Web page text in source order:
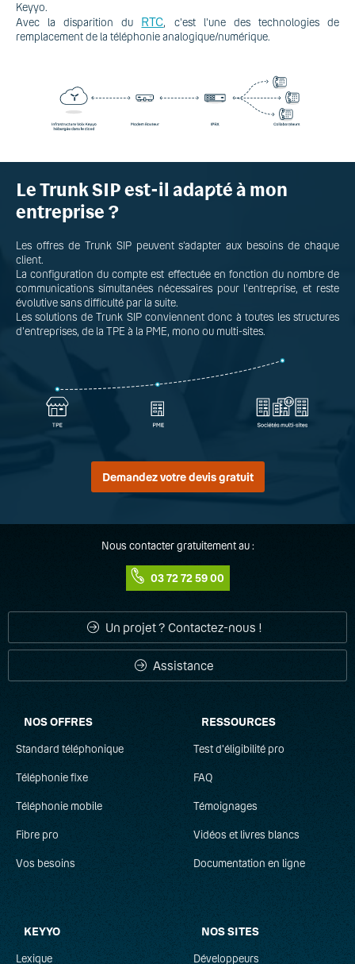
Keyyo.
Avec la disparition du RTC, c'est l'une des technologies de
remplacement de la téléphonie analogique/numérique.
Le Trunk SIP est-il adapté à mon
entreprise ?
Les offres de Trunk SIP peuvent s’adapter aux besoins de chaque
client.
La configuration du compte est effectuée en fonction du nombre de
communications simultanées nécessaires pour l'entreprise, et reste
évolutive sans difficulté par la suite.
Les solutions de Trunk SIP conviennent donc à toutes les structures
d'entreprises, de la TPE à la PME, mono ou multi-sites.
Demandez votre devis gratuit
Nous contacter gratuitement au :
03 72 72 59 00
Un projet ? Contactez-nous !
Assistance
NOS OFFRES
Standard téléphonique
Téléphonie fixe
Téléphonie mobile
Fibre pro
Vos besoins
RESSOURCES
Test d'éligibilité pro
FAQ
Témoignages
Vidéos et livres blancs
Documentation en ligne
KEYYO
Lexique
NOS SITES
Développeurs